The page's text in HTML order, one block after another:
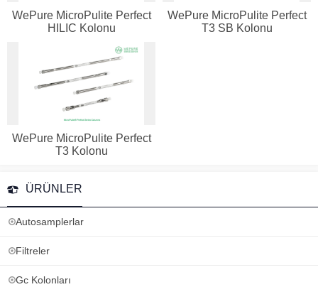
WePure MicroPulite Perfect
HILIC Kolonu
WePure MicroPulite Perfect
T3 SB Kolonu
WePure MicroPulite Perfect
T3 Kolonu
ÜRÜNLER
Autosamplerlar
Filtreler
Gc Kolonları